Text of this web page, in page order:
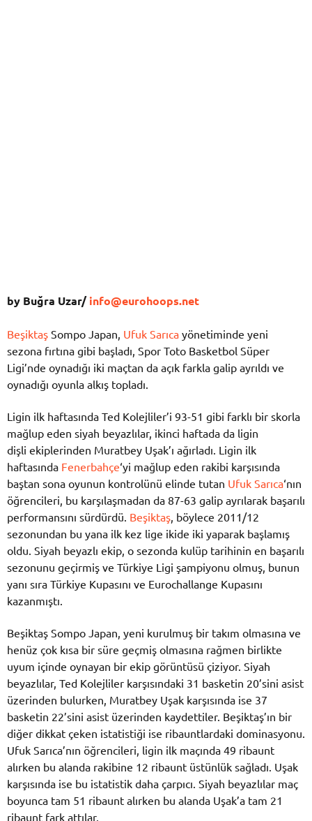
by Buğra Uzar/info@eurohoops.net
Beşiktaş Sompo Japan, Ufuk Sarıca yönetiminde yeni
sezona fırtına gibi başladı, Spor Toto Basketbol Süper
Ligi’nde oynadığı iki maçtan da açık farkla galip ayrıldı ve
oynadığı oyunla alkış topladı.
Ligin ilk haftasında Ted Kolejliler’i 93-51 gibi farklı bir skorla
mağlup eden siyah beyazlılar, ikinci haftada da ligin
dişli ekiplerinden Muratbey Uşak’ı ağırladı. Ligin ilk
haftasında Fenerbahçe‘yi mağlup eden rakibi karşısında
baştan sona oyunun kontrolünü elinde tutan Ufuk Sarıca‘nın
öğrencileri, bu karşılaşmadan da 87-63 galip ayrılarak başarılı
performansını sürdürdü. Beşiktaş , böylece 2011/12
sezonundan bu yana ilk kez lige ikide iki yaparak başlamış
oldu. Siyah beyazlı ekip, o sezonda kulüp tarihinin en başarılı
sezonunu geçirmiş ve Türkiye Ligi şampiyonu olmuş, bunun
yanı sıra Türkiye Kupasını ve Eurochallange Kupasını
kazanmıştı.
Beşiktaş Sompo Japan, yeni kurulmuş bir takım olmasına ve
henüz çok kısa bir süre geçmiş olmasına rağmen birlikte
uyum içinde oynayan bir ekip görüntüsü çiziyor. Siyah
beyazlılar, Ted Kolejliler karşısındaki 31 basketin 20’sini asist
üzerinden bulurken, Muratbey Uşak karşısında ise 37
basketin 22’sini asist üzerinden kaydettiler. Beşiktaş’ın bir
diğer dikkat çeken istatistiği ise ribauntlardaki dominasyonu.
Ufuk Sarıca’nın öğrencileri, ligin ilk maçında 49 ribaunt
alırken bu alanda rakibine 12 ribaunt üstünlük sağladı. Uşak
karşısında ise bu istatistik daha çarpıcı. Siyah beyazlılar maç
boyunca tam 51 ribaunt alırken bu alanda Uşak’a tam 21
ribaunt fark attılar.